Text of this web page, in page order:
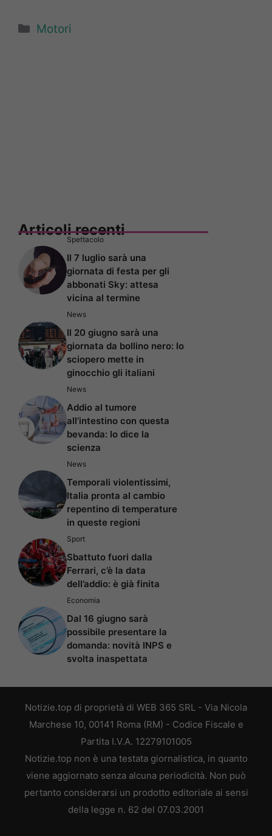
Categorie
Motori
Articoli recenti
Spettacolo
Il 7 luglio sarà una
giornata di festa per gli
abbonati Sky: attesa
vicina al termine
News
Il 20 giugno sarà una
giornata da bollino nero: lo
sciopero mette in
ginocchio gli italiani
News
Addio al tumore
all’intestino con questa
bevanda: lo dice la
scienza
News
Temporali violentissimi,
Italia pronta al cambio
repentino di temperature
in queste regioni
Sport
Sbattuto fuori dalla
Ferrari, c’è la data
dell’addio: è già finita
Economia
Dal 16 giugno sarà
possibile presentare la
domanda: novità INPS e
svolta inaspettata
Notizie.top di proprietà di WEB 365 SRL - Via Nicola
Marchese 10, 00141 Roma (RM) - Codice Fiscale e
Partita I.V.A. 12279101005
Notizie.top non è una testata giornalistica, in quanto
viene aggiornato senza alcuna periodicità. Non può
pertanto considerarsi un prodotto editoriale ai sensi
della legge n. 62 del 07.03.2001